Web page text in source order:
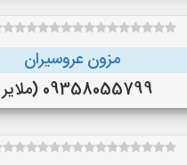
مزون عروسیران
09358055799 (ملایر )